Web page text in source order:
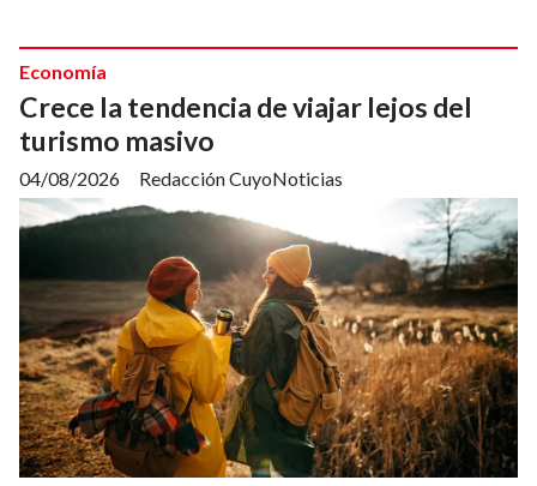
Crece la tendencia de viajar lejos del
turismo masivo
Redacción CuyoNoticias
Economía
04/08/2026